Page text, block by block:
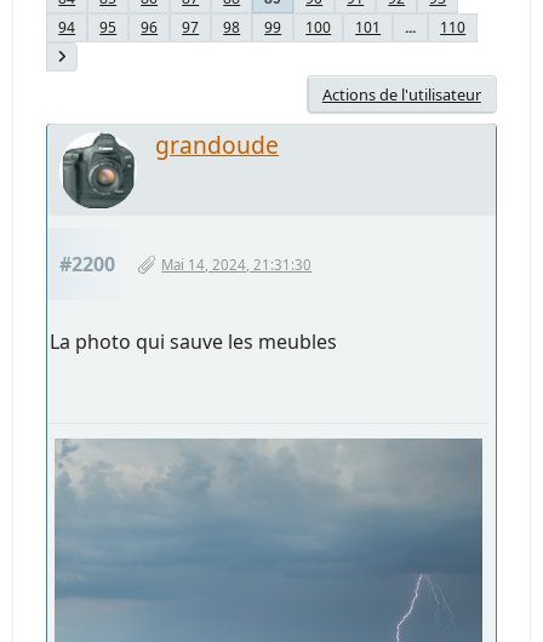
94
95 96 97 98 99 100 101 ... 110
Actions de l'utilisateur
grandoude
#2200 Mai 14, 2024, 21:31:30
La photo qui sauve les meubles